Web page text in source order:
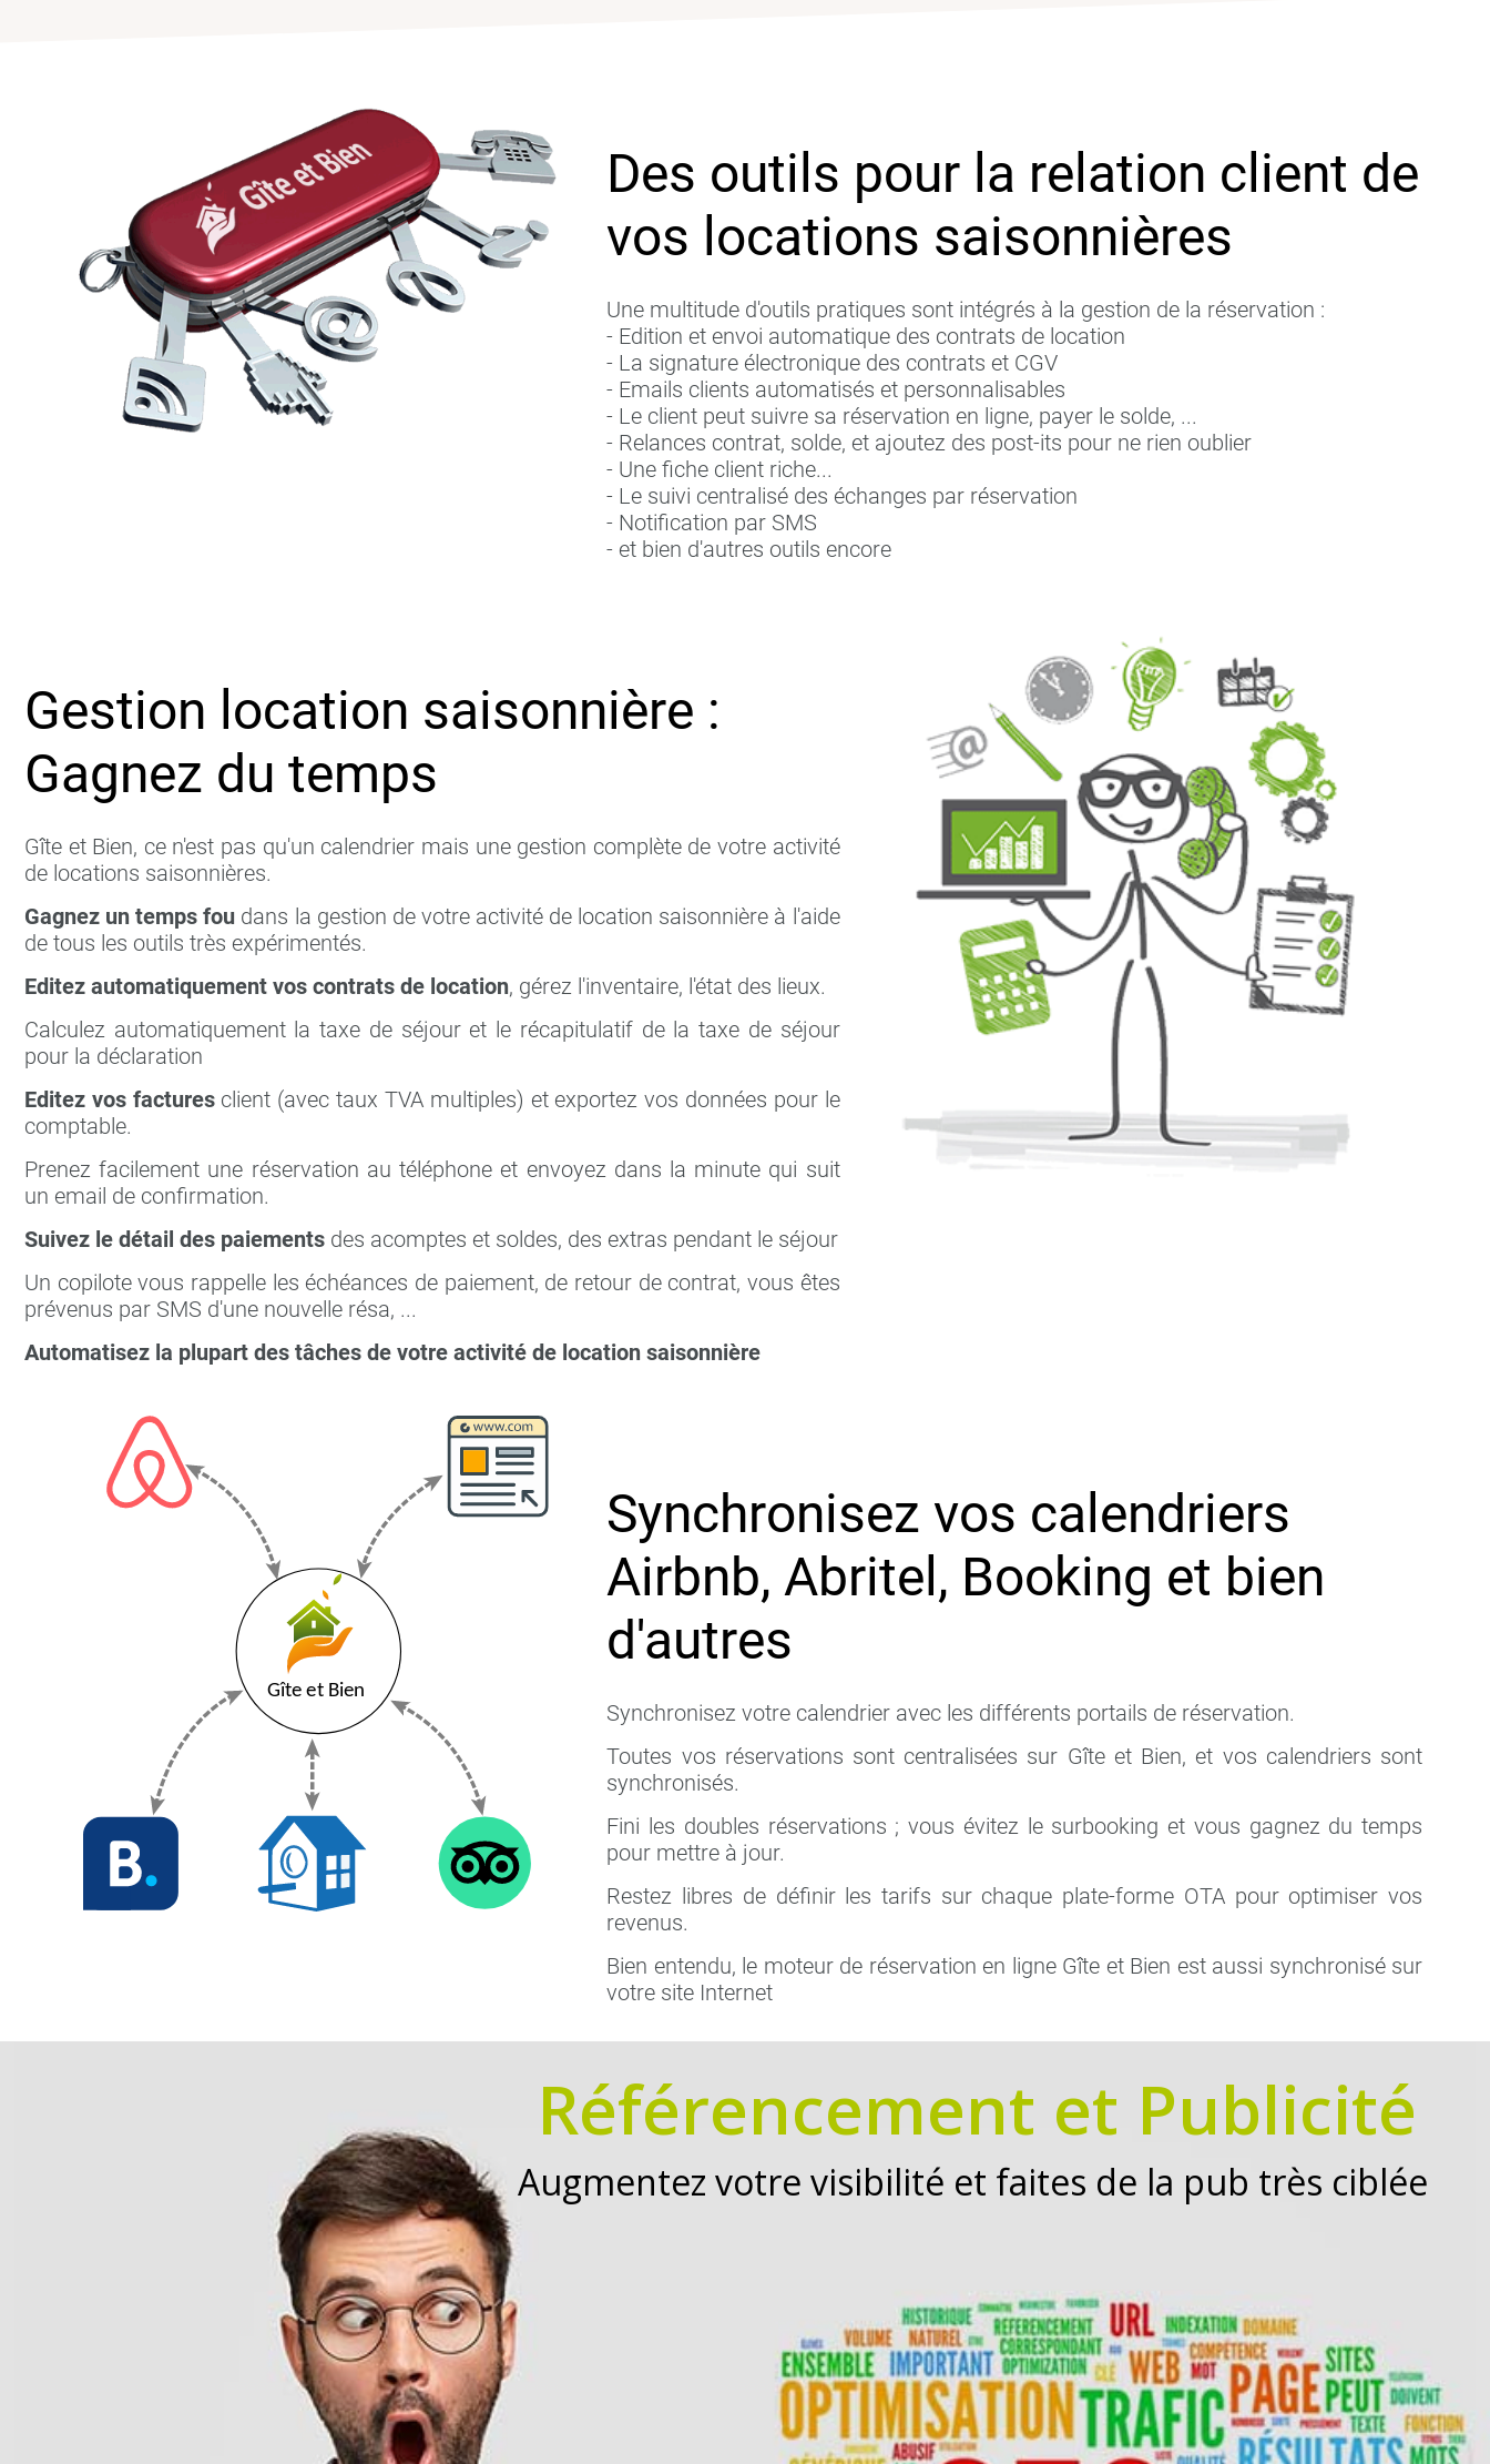
Des outils pour la relation client de
vos locations saisonnières
Une multitude d'outils pratiques sont intégrés à la gestion de la réservation :
- Edition et envoi automatique des contrats de location
- La signature électronique des contrats et CGV
- Emails clients automatisés et personnalisables
- Le client peut suivre sa réservation en ligne, payer le solde, ...
- Relances contrat, solde, et ajoutez des post-its pour ne rien oublier
- Une fiche client riche...
- Le suivi centralisé des échanges par réservation
- Notification par SMS
- et bien d'autres outils encore
Gestion location saisonnière :
Gagnez du temps
Gîte et Bien, ce n'est pas qu'un calendrier mais une gestion complète de votre activité
de locations saisonnières.
Gagnez un temps fou dans la gestion de votre activité de location saisonnière à l'aide
de tous les outils très expérimentés.
Editez automatiquement vos contrats de location, gérez l'inventaire, l'état des lieux.
Calculez automatiquement la taxe de séjour et le récapitulatif de la taxe de séjour
pour la déclaration
Editez vos facturesclient (avec taux TVA multiples) et exportez vos données pour le
comptable.
Prenez facilement une réservation au téléphone et envoyez dans la minute qui suit
un email de confirmation.
Suivez le détail des paiements des acomptes et soldes, des extras pendant le séjour
Un copilote vous rappelle les échéances de paiement, de retour de contrat, vous êtes
prévenus par SMS d'une nouvelle résa, ...
Automatisez la plupart des tâches de votre activité de location saisonnière
Synchronisez vos calendriers
Airbnb, Abritel, Booking et bien
d'autres
Synchronisez votre calendrier avec les différents portails de réservation.
Toutes vos réservations sont centralisées sur Gîte et Bien, et vos calendriers sont
synchronisés.
Fini les doubles réservations ; vous évitez le surbooking et vous gagnez du temps
pour mettre à jour.
Restez libres de définir les tarifs sur chaque plate-forme OTA pour optimiser vos
revenus.
Bien entendu, le moteur de réservation en ligne Gîte et Bien est aussi synchronisé sur
votre site Internet